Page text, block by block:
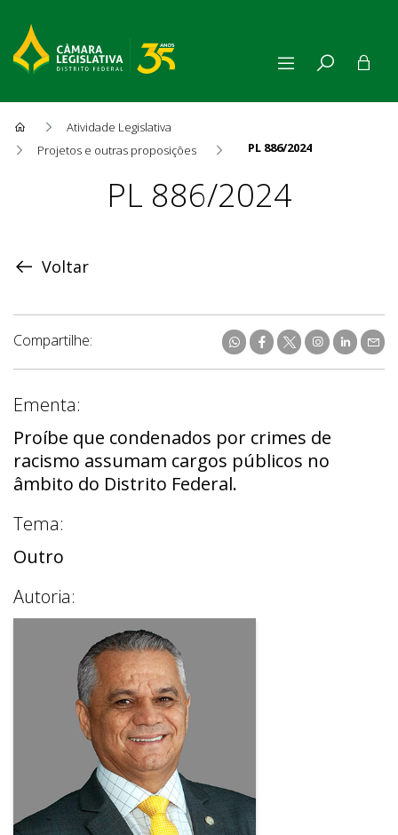
Atividade Legislativa
Projetos e outras proposições
PL 886/2024
ProposiçãoPL 886/2024
Voltar
Compartilhe:
Ementa:
Proíbe que condenados por crimes de
racismo assumam cargos públicos no
âmbito do Distrito Federal.
Tema:
Outro
Autoria: